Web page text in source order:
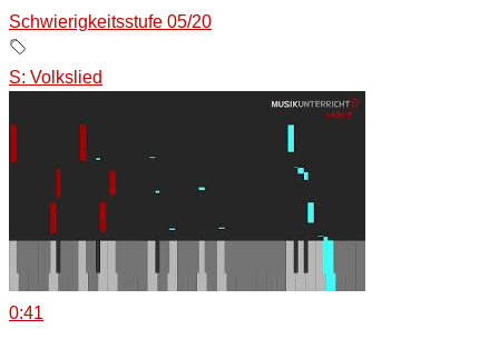
Schwierigkeitsstufe 05/20
S: Volkslied
0:41